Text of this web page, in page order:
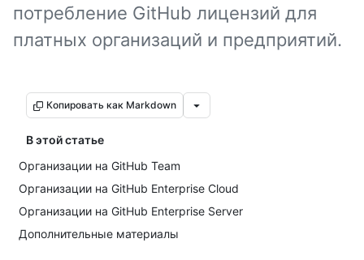
потребление GitHub лицензий для
платных организаций и предприятий.
Копировать как Markdown
В этой статье
Организации на GitHub Team
Организации на GitHub Enterprise Cloud
Организации на GitHub Enterprise Server
Дополнительные материалы